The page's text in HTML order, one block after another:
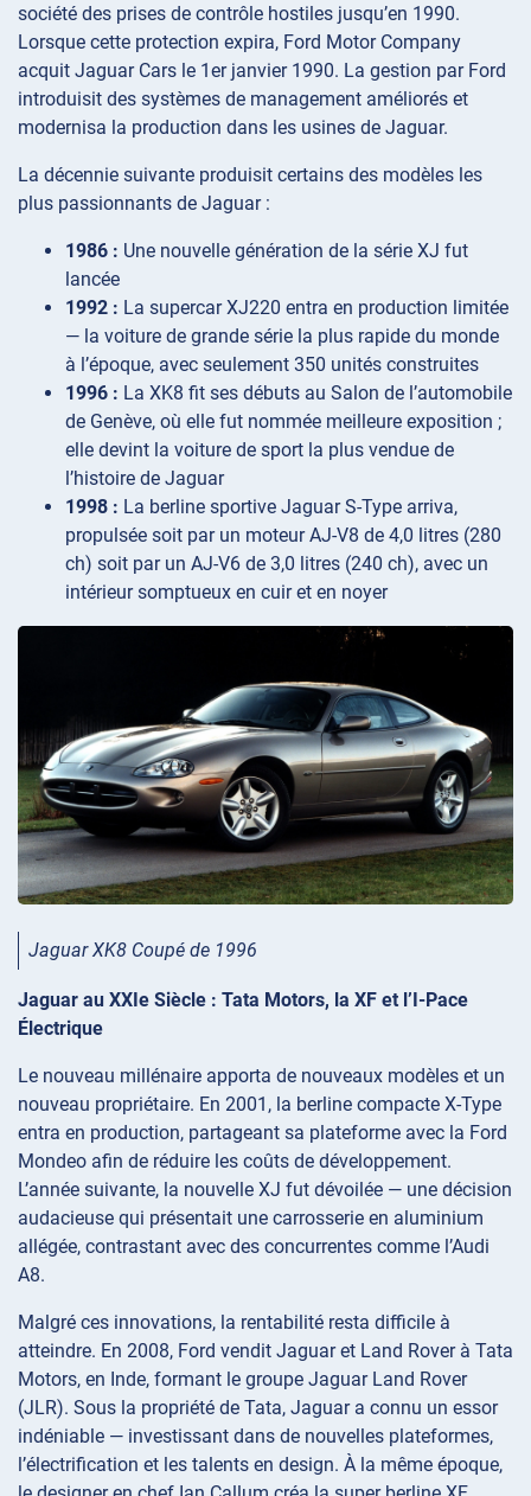
société des prises de contrôle hostiles jusqu’en 1990.
Lorsque cette protection expira, Ford Motor Company
acquit Jaguar Cars le 1er janvier 1990. La gestion par Ford
introduisit des systèmes de management améliorés et
modernisa la production dans les usines de Jaguar.
La décennie suivante produisit certains des modèles les
plus passionnants de Jaguar :
1986 : Une nouvelle génération de la série XJ fut
lancée
1992 : La supercar XJ220 entra en production limitée
— la voiture de grande série la plus rapide du monde
à l’époque, avec seulement 350 unités construites
1996 : La XK8 fit ses débuts au Salon de l’automobile
de Genève, où elle fut nommée meilleure exposition ;
elle devint la voiture de sport la plus vendue de
l’histoire de Jaguar
1998 : La berline sportive Jaguar S-Type arriva,
propulsée soit par un moteur AJ-V8 de 4,0 litres (280
ch) soit par un AJ-V6 de 3,0 litres (240 ch), avec un
intérieur somptueux en cuir et en noyer
Jaguar XK8 Coupé de 1996
Jaguar au XXIe Siècle : Tata Motors, la XF et l’I-Pace
Électrique
Le nouveau millénaire apporta de nouveaux modèles et un
nouveau propriétaire. En 2001, la berline compacte X-Type
entra en production, partageant sa plateforme avec la Ford
Mondeo afin de réduire les coûts de développement.
L’année suivante, la nouvelle XJ fut dévoilée — une décision
audacieuse qui présentait une carrosserie en aluminium
allégée, contrastant avec des concurrentes comme l’Audi
A8.
Malgré ces innovations, la rentabilité resta difficile à
atteindre. En 2008, Ford vendit Jaguar et Land Rover à Tata
Motors, en Inde, formant le groupe Jaguar Land Rover
(JLR). Sous la propriété de Tata, Jaguar a connu un essor
indéniable — investissant dans de nouvelles plateformes,
l’électrification et les talents en design. À la même époque,